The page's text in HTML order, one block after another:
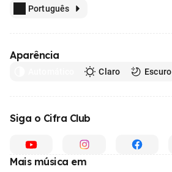
Português
Aparência
Claro Escuro
Siga o Cifra Club
Mais música em